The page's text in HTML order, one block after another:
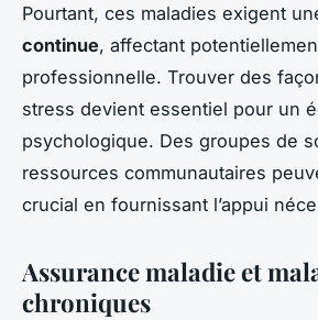
Pourtant, ces maladies exigent
continue, affectant
professionnelle. Trouver des
stress devient essentiel pour un
psychologique. Des groupes de
ressources communautaires
crucial en fournissant l’appui
Assurance maladie et
chroniques